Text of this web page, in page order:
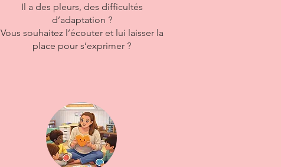
Il a des pleurs, des difficultés
d’adaptation ?
Vous souhaitez l’écouter et lui laisser la
place pour s’exprimer ?